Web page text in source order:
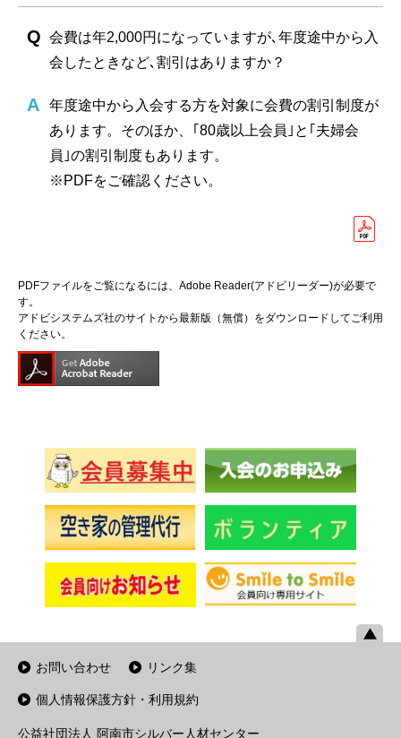
会費は年2,000円になっていますが､年度途中から入
会したときなど､割引はありますか？
年度途中から入会する方を対象に会費の割引制度が
あります。そのほか、｢80歳以上会員｣と｢夫婦会
員｣の割引制度もあります。
※PDFをご確認ください。
PDFファイルをご覧になるには、Adobe Reader(アドビリーダー)が必要で
す。
アドビシステムズ社のサイトから最新版（無償）をダウンロードしてご利用
ください。
お問い合わせ リンク集
個人情報保護方針・利用規約
公益社団法人 阿南市シルバー人材センター